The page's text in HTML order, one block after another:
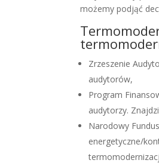
możemy podjąć
Zrzeszenie
audytorów,
Program
audytorzy.
Narodowy
energetyczne/